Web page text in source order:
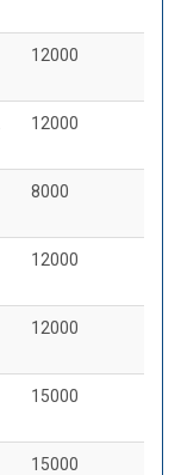
12000
12000
8000
12000
12000
15000
15000